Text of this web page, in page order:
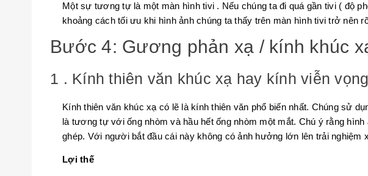
Một sự tương tự là một màn hình tivi . Nếu chúng ta đi quá gần tivi ( độ
khoảng cách tối ưu khi hình ảnh chúng ta thấy trên màn hình tivi trở nên
Bước 4: Gương phản xạ / kính khúc
1 . Kính thiên văn khúc xạ hay kính viễn
Kính thiên văn khúc xạ có lẽ là kính thiên văn phổ biến nhất. Chúng sử
là tương tự với ống nhòm và hầu hết ống nhòm một mắt. Chú ý rằng
ghép. Với người bắt đầu cái này không có ảnh hưởng lớn lên trải nghiệm
Lợi thế